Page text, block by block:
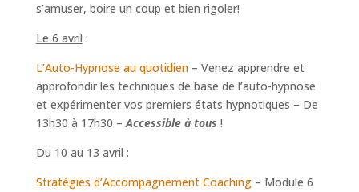
s’amuser, boire un coup et bien rigoler!
Le 6 avril :
L’Auto-Hypnose au quotidien– Venez apprendre et
approfondir les techniques de base de l’auto-hypnose
et expérimenter vos premiers états hypnotiques – De
13h30 à 17h30 –Accessible à tous !
Du 10 au 13 avril :
Stratégies d’Accompagnement Coaching– Module 6